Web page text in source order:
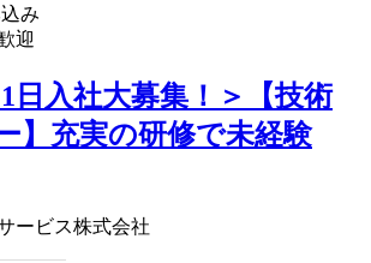
み
迎
1日入社大募集！＞【技術
】充実の研修で未経験
ービス株式会社